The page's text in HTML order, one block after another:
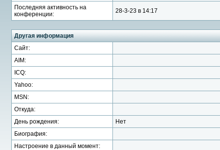
Последняя активность на
конференции:
28-3-23 в 14:17
Другая информация
Сайт:
AIM:
ICQ:
Yahoo:
MSN:
Откуда:
День рождения:
Нет
Биография:
Настроение в данный момент: